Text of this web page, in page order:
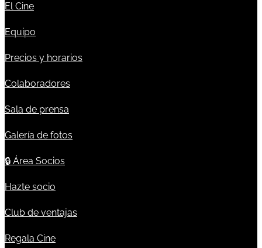
El Cine
Equipo
Precios y horarios
Colaboradores
Sala de prensa
Galería de fotos
🔒 Área Socios
Hazte socio
Club de ventajas
Regala Cine